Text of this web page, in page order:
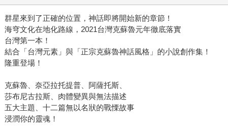
群星來到了正確的位置，神話即將開始新的章節！
海穹文化在地化路線，2021台灣克蘇魯元年徹底落實
台灣第一本！
結合「台灣元素」與「正宗克蘇魯神話風格」的小說創作集！
隆重登場！
克蘇魯、奈亞拉托提普、阿薩托斯、
莎布尼古拉斯、肉體變異與無法描述
五大主題、十二篇無以名狀的戰慄故事
浸潤你的靈魂！